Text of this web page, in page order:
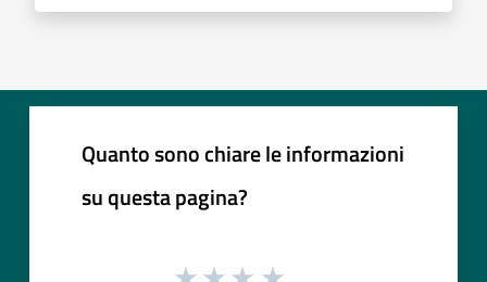
Quanto sono chiare le informazioni
su questa pagina?